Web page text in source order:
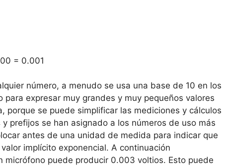
= 0.001
número, a menudo se usa una base de 10 en los
expresar muy grandes y muy pequeños valores
porque se puede simplificar las mediciones y cálculos
prefijos se han asignado a los números de uso más
antes de una unidad de medida para indicar que
implícito exponencial. A continuación
micrófono puede producir 0.003 voltios. Esto puede